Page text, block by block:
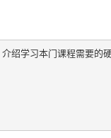
绍学习本门课程需要